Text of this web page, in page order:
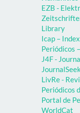
EZB -
Library
Icap –
Periódicos
J4F -
JournalSeek
LivRe -
Periódicos
Portal de
WorldCat